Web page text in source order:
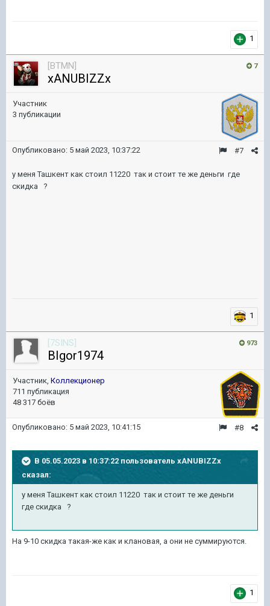
1
7
[BTMN]
xANUBIZZx
Участник
3 публикации
#7
Опубликовано: 5 май 2023, 10:37:22
у меня Ташкент как стоил 11220 так и стоит те же деньги где
скидка ?
1
973
[7SINS]
BIgor1974
Участник, Коллекционер
711 публикация
48 317 боёв
#8
Опубликовано: 5 май 2023, 10:41:15
В 05.05.2023 в 10:37:22 пользователь xANUBIZZx
сказал:
у меня Ташкент как стоил 11220 так и стоит те же деньги
где скидка ?
На 9-10 скидка такая-же как и клановая, а они не суммируются.
1